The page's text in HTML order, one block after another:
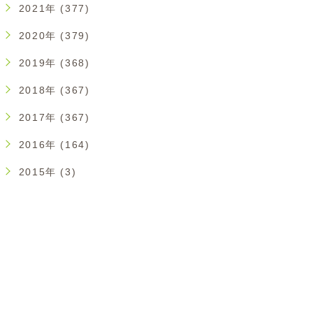
2021年 (377)
2020年 (379)
2019年 (368)
2018年 (367)
2017年 (367)
2016年 (164)
2015年 (3)